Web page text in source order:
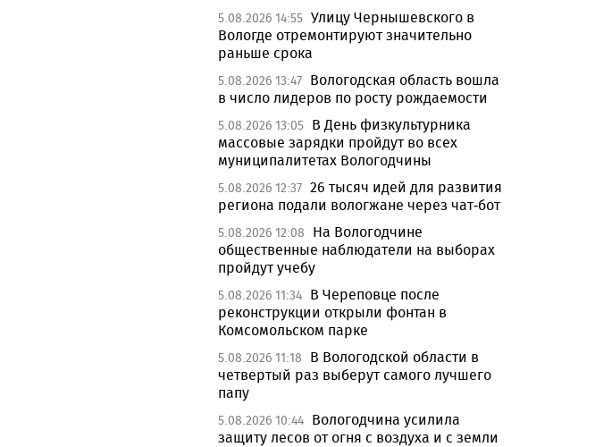
5.08.2026 14:55 Улицу Чернышевского в
Вологде отремонтируют значительно
раньше срока
5.08.2026 13:47 Вологодская область вошла
в число лидеров по росту рождаемости
5.08.2026 13:05 В День физкультурника
массовые зарядки пройдут во всех
муниципалитетах Вологодчины
5.08.2026 12:37 26 тысяч идей для развития
региона подали вологжане через чат-бот
5.08.2026 12:08
На Вологодчине
общественные наблюдатели на выборах
пройдут учебу
5.08.2026 11:34 В Череповце после
реконструкции открыли фонтан в
Комсомольском парке
5.08.2026 11:18
В Вологодской области в
четвертый раз выберут самого лучшего
папу
5.08.2026 10:44 Вологодчина усилила
защиту лесов от огня с воздуха и с земли